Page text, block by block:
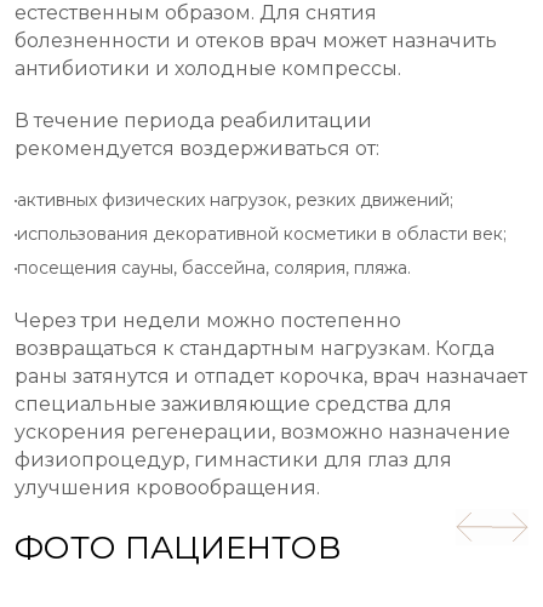
естественным образом. Для снятия
болезненности и отеков врач может назначить
антибиотики и холодные компрессы.
В течение периода реабилитации
рекомендуется воздерживаться от:
активных физических нагрузок, резких движений;
использования декоративной косметики в области век;
посещения сауны, бассейна, солярия, пляжа.
Через три недели можно постепенно
возвращаться к стандартным нагрузкам. Когда
раны затянутся и отпадет корочка, врач назначает
специальные заживляющие средства для
ускорения регенерации, возможно назначение
физиопроцедур, гимнастики для глаз для
улучшения кровообращения.
ФОТО ПАЦИЕНТОВ